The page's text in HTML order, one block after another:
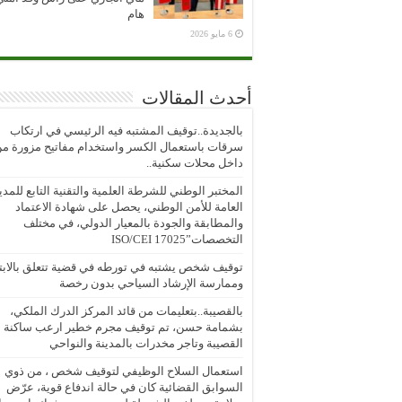
هام
6 مايو 2026
أحدث المقالات
بالجديدة..توقيف المشتبه فيه الرئيسي في ارتكاب
سرقات باستعمال الكسر واستخدام مفاتيح مزورة
داخل محلات سكنية..
المختبر الوطني للشرطة العلمية والتقنية التابع
العامة للأمن الوطني، يحصل على شهادة الاعتماد
والمطابقة والجودة بالمعيار الدولي، في مختلف
التخصصات”ISO/CEI 17025
توقيف شخص يشتبه في تورطه في قضية تتعلق
وممارسة الإرشاد السياحي بدون رخصة
بالقصيبة..بتعليمات من قائد المركز الدرك الملكي،
بشمامة حسن، تم توقيف مجرم خطير ارعب ساكنة
القصيبة وتاجر مخدرات بالمدينة والنواحي
استعمال السلاح الوظيفي لتوقيف شخص ، من ذوي
السوابق القضائية كان في حالة اندفاع قوية، عرّض